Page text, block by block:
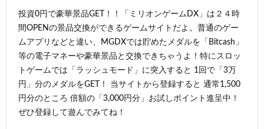
投資0円で豪華景品GET！！「ミリオンゲームDX」は２４時
間OPENの景品交換ができるゲームサイトだよ。普通のゲー
ムアプリなどと違い、MGDXでは貯めたメダルを「Bitcash」
等の電子マネーや豪華景品と交換できちゃうよ！特にスロッ
トゲームでは「ラッシュモード」に突入すると 1回で「3万
円」分のメダルをGET！ 当サイトから登録すると 通常1,500
円分のところ 倍額の「3,000円分」お試しポイント進呈中！
ぜひ登録して遊んでみてね！